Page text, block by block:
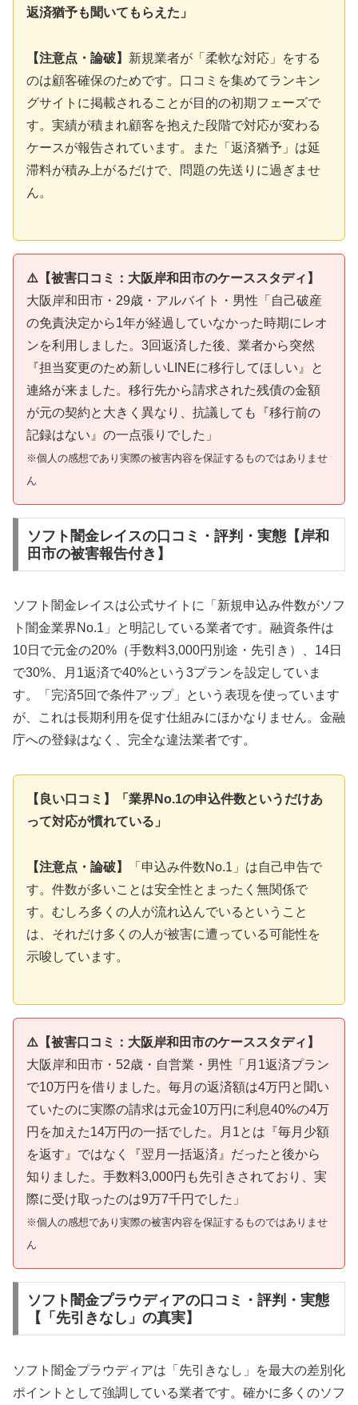
返済猶予も聞いてもらえた」
【注意点・論破】 新規業者が「柔軟な対応」をする
のは顧客確保のためです。口コミを集めてランキン
グサイトに掲載されることが目的の初期フェーズで
す。実績が積まれ顧客を抱えた段階で対応が変わる
ケースが報告されています。また「返済猶予」は延
滞料が積み上がるだけで、問題の先送りに過ぎませ
ん。
⚠️【被害口コミ：大阪岸和田市のケーススタディ】
大阪岸和田市・29歳・アルバイト・男性「自己破産
の免責決定から1年が経過していなかった時期にレオ
ンを利用しました。3回返済した後、業者から突然
『担当変更のため新しいLINEに移行してほしい』と
連絡が来ました。移行先から請求された残債の金額
が元の契約と大きく異なり、抗議しても『移行前の
記録はない』の一点張りでした」
※個人の感想であり実際の被害内容を保証するものではありませ
ん
ソフト闇金レイスの口コミ・評判・実態【岸和
田市の被害報告付き】
ソフト闇金レイスは公式サイトに「新規申込み件数がソフ
ト闇金業界No.1」と明記している業者です。融資条件は
10日で元金の20%（手数料3,000円別途・先引き）、14日
で30%、月1返済で40%という3プランを設定していま
す。「完済5回で条件アップ」という表現を使っています
が、これは長期利用を促す仕組みにほかなりません。金融
庁への登録はなく、完全な違法業者です。
【良い口コミ】「業界No.1の申込件数というだけあ
って対応が慣れている」
【注意点・論破】
「申込み件数No.1」は自己申告で
す。件数が多いことは安全性とまったく無関係で
す。むしろ多くの人が流れ込んでいるということ
は、それだけ多くの人が被害に遭っている可能性を
示唆しています。
⚠️【被害口コミ：大阪岸和田市のケーススタディ】
大阪岸和田市・52歳・自営業・男性「月1返済プラン
で10万円を借りました。毎月の返済額は4万円と聞い
ていたのに実際の請求は元金10万円に利息40%の4万
円を加えた14万円の一括でした。月1とは『毎月少額
を返す』ではなく『翌月一括返済』だったと後から
知りました。手数料3,000円も先引きされており、実
際に受け取ったのは9万7千円でした」
※個人の感想であり実際の被害内容を保証するものではありませ
ん
ソフト闇金プラウディアの口コミ・評判・実態
【「先引きなし」の真実】
ソフト闇金プラウディアは「先引きなし」を最大の差別化
ポイントとして強調している業者です。確かに多くのソフ